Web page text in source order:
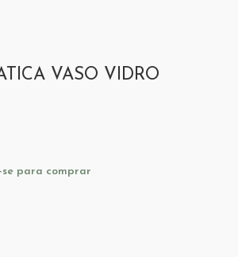
VASO VIDRO
se para comprar